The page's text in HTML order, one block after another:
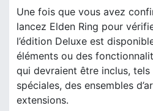
Une fois que vous avez
lancez Elden Ring pour
l’édition Deluxe est
éléments ou des
qui devraient être inclus, tels
spéciales, des ensembles
extensions.